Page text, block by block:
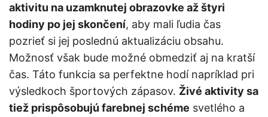
aktivitu na uzamknutej obrazovke až štyri
hodiny po jej skončení, aby mali ľudia čas
pozrieť si jej poslednú aktualizáciu obsahu.
Možnosť však bude možné obmedziť aj na kratší
čas. Táto funkcia sa perfektne hodí napríklad pri
výsledkoch športových zápasov. Živé aktivity sa
tiež prispôsobujú farebnej schéme svetlého a